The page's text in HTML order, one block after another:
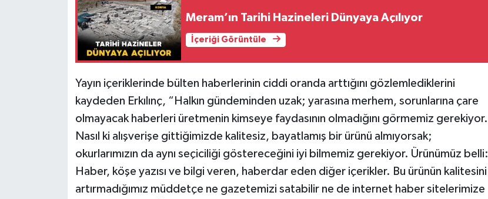
Meram’ın Tarihi Hazineleri Dünyaya Açılıyor
İçeriği Görüntüle
Yayın içeriklerinde bülten haberlerinin ciddi oranda arttığını gözlemlediklerini
kaydeden Erkılınç, “Halkın gündeminden uzak; yarasına merhem, sorunlarına çare
olmayacak haberleri üretmenin kimseye faydasının olmadığını görmemiz gerekiyor.
Nasıl ki alışverişe gittiğimizde kalitesiz, bayatlamış bir ürünü almıyorsak;
okurlarımızın da aynı seçiciliği göstereceğini iyi bilmemiz gerekiyor. Ürünümüz belli:
Haber, köşe yazısı ve bilgi veren, haberdar eden diğer içerikler. Bu ürünün kalitesini
artırmadığımız müddetçe ne gazetemizi satabilir ne de internet haber sitelerimize